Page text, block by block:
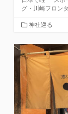
グ・川崎フロン
カ
ゴ
リ
ー
神社巡る